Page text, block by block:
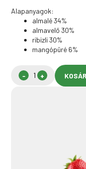
Alapanyagok:
almalé 34%
almavelő 30%
ribizli 30%
mangópüré 6%